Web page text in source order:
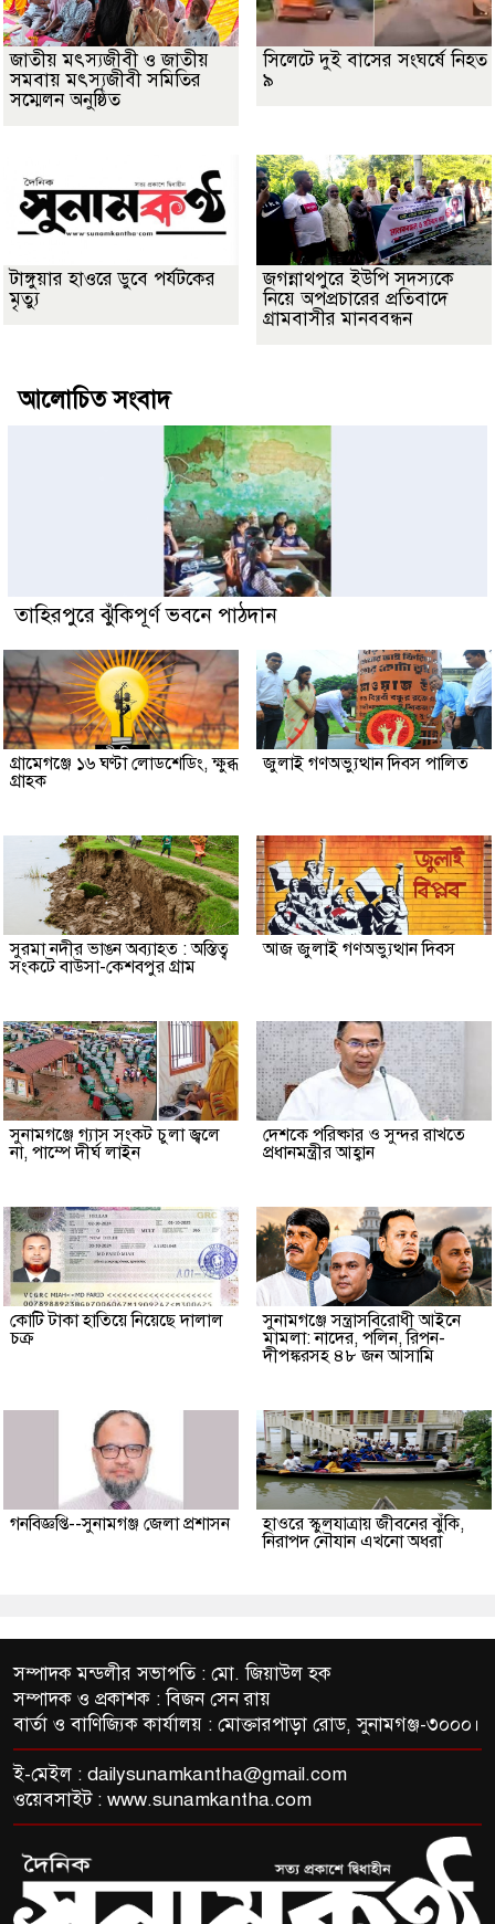
জাতীয় মৎস্যজীবী ও জাতীয়
সমবায় মৎস্যজীবী সমিতির
সম্মেলন অনুষ্ঠিত
সিলেটে দুই বাসের সংঘর্ষে নিহত
৯
টাঙ্গুয়ার হাওরে ডুবে পর্যটকের
মৃত্যু
জগন্নাথপুরে ইউপি সদস্যকে
নিয়ে অপপ্রচারের প্রতিবাদে
গ্রামবাসীর মানববন্ধন
আলোচিত সংবাদ
তাহিরপুরে ঝুঁকিপূর্ণ ভবনে পাঠদান
গ্রামেগঞ্জে ১৬ ঘণ্টা লোডশেডিং, ক্ষুব্ধ
গ্রাহক
জুলাই গণঅভ্যুত্থান দিবস পালিত
সুরমা নদীর ভাঙন অব্যাহত : অস্তিত্ব
সংকটে বাউসা-কেশবপুর গ্রাম
আজ জুলাই গণঅভ্যুত্থান দিবস
সুনামগঞ্জে গ্যাস সংকট চুলা জ্বলে
না, পাম্পে দীর্ঘ লাইন
দেশকে পরিষ্কার ও সুন্দর রাখতে
প্রধানমন্ত্রীর আহ্বান
কোটি টাকা হাতিয়ে নিয়েছে দালাল
চক্র
‎সুনামগঞ্জে সন্ত্রাসবিরোধী আইনে
মামলা: নাদের, পলিন, রিপন-
দীপঙ্করসহ ৪৮ জন আসামি
গনবিজ্ঞপ্তি--সুনামগঞ্জ জেলা প্রশাসন
হাওরে স্কুলযাত্রায় জীবনের ঝুঁকি,
নিরাপদ নৌযান এখনো অধরা
সম্পাদক মন্ডলীর সভাপতি : মো. জিয়াউল হক
সম্পাদক ও প্রকাশক : বিজন সেন রায়
বার্তা ও বাণিজ্যিক কার্যালয় : মোক্তারপাড়া রোড, সুনামগঞ্জ-৩০০০।
ই-মেইল : dailysunamkantha@gmail.com
ওয়েবসাইট : www.sunamkantha.com